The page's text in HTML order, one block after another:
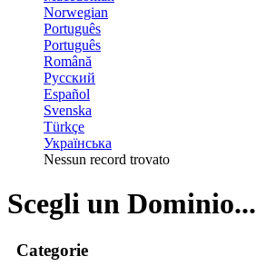
Norwegian
Português
Português
Română
Русский
Español
Svenska
Türkçe
Українська
Nessun record trovato
Scegli un Dominio...
Categorie